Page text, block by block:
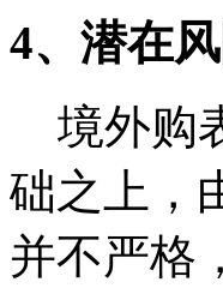
4、潜在
境外购
础之上，
并不严格